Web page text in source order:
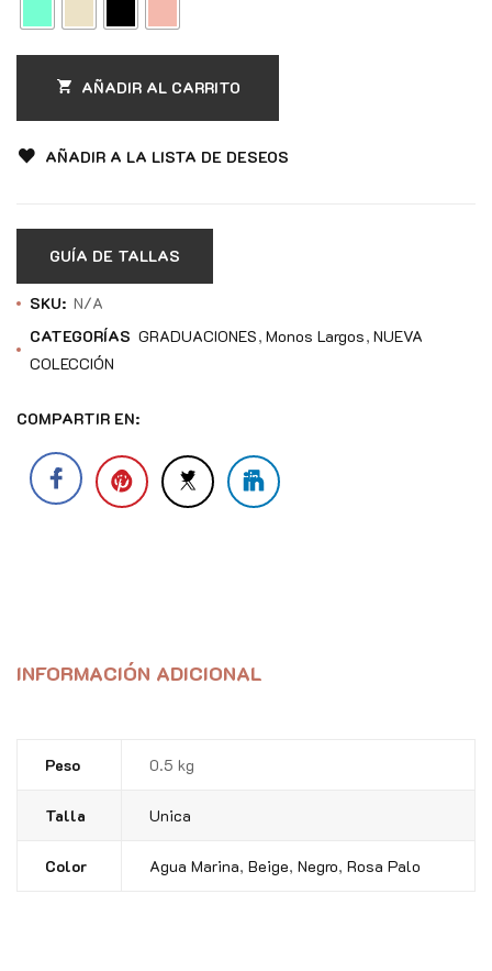
AÑADIR AL CARRITO
AÑADIR A LA LISTA DE DESEOS
GUÍA DE TALLAS
SKU: N/A
CATEGORÍAS GRADUACIONES Monos Largos NUEVA
COLECCIÓN
COMPARTIR EN:
INFORMACIÓN ADICIONAL
Peso 0.5 kg
Talla Unica
Color Agua Marina, Beige, Negro, Rosa Palo